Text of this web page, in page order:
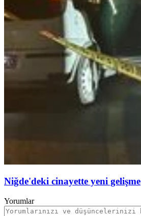
Niğde'deki cinayette yeni gelişme
Yorumlar